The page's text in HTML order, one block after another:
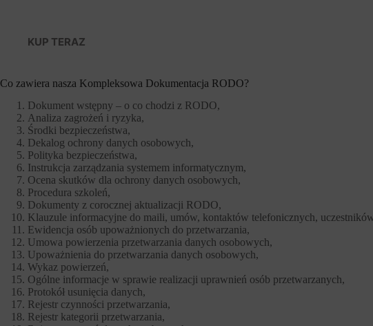
KUP TERAZ
Co zawiera nasza Kompleksowa Dokumentacja RODO?
Dokument wstępny – o co chodzi z RODO,
Analiza zagrożeń i ryzyka,
Środki bezpieczeństwa,
Dekalog ochrony danych osobowych,
Polityka bezpieczeństwa,
Instrukcja zarządzania systemem informatycznym,
Ocena skutków dla ochrony danych osobowych,
Procedura szkoleń,
Dokumenty z corocznej aktualizacji RODO,
Klauzule informacyjne do maili, umów, kontaktów telefonicznych,
Ewidencja osób upoważnionych do przetwarzania,
Umowa powierzenia przetwarzania danych osobowych,
Upoważnienia do przetwarzania danych osobowych,
Wykaz powierzeń,
Ogólne informacje w sprawie realizacji uprawnień osób przetwarzanych,
Protokół usunięcia danych,
Rejestr czynności przetwarzania,
Rejestr kategorii przetwarzania,